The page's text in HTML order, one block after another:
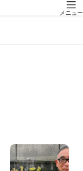
メニュー